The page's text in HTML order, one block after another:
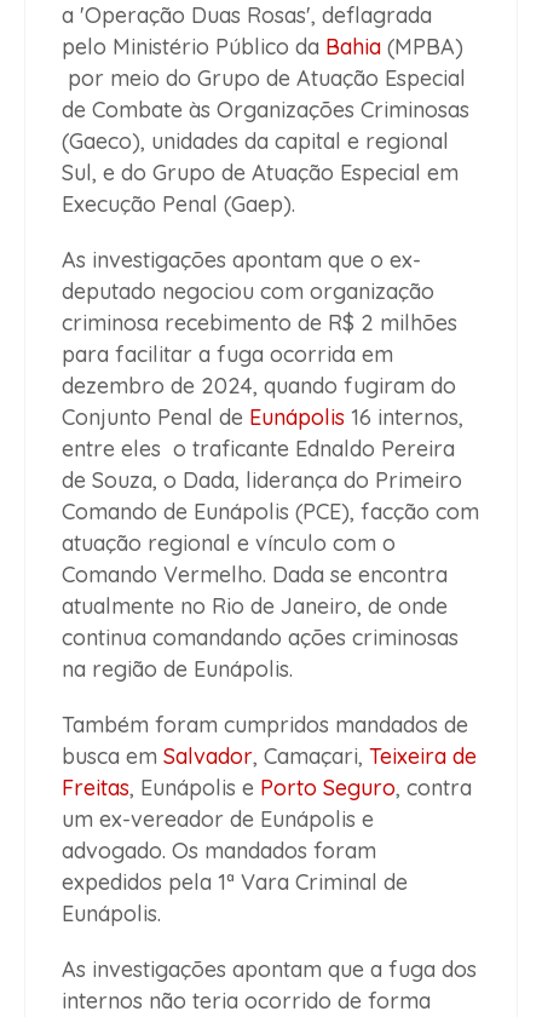
a 'Operação Duas Rosas', deflagrada
pelo Ministério Público da Bahia (MPBA)
por meio do Grupo de Atuação Especial
de Combate às Organizações Criminosas
(Gaeco), unidades da capital e regional
Sul, e do Grupo de Atuação Especial em
Execução Penal (Gaep).
As investigações apontam que o ex-
deputado negociou com organização
criminosa recebimento de R$ 2 milhões
para facilitar a fuga ocorrida em
dezembro de 2024, quando fugiram do
Conjunto Penal de Eunápolis 16 internos,
entre eles o traficante Ednaldo Pereira
de Souza, o Dada, liderança do Primeiro
Comando de Eunápolis (PCE), facção com
atuação regional e vínculo com o
Comando Vermelho. Dada se encontra
atualmente no Rio de Janeiro, de onde
continua comandando ações criminosas
na região de Eunápolis.
Também foram cumpridos mandados de
busca em Salvador, Camaçari, Teixeira de
Freitas, Eunápolis e Porto Seguro, contra
um ex-vereador de Eunápolis e
advogado. Os mandados foram
expedidos pela 1ª Vara Criminal de
Eunápolis.
As investigações apontam que a fuga dos
internos não teria ocorrido de forma